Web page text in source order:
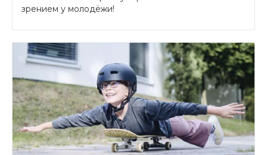
зрением у молодёжи!